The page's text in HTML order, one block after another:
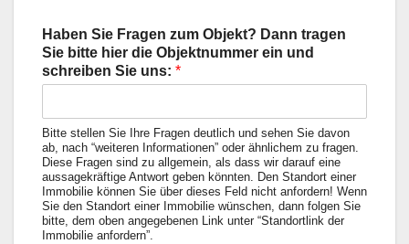
Haben Sie Fragen zum Objekt? Dann tragen
Sie bitte hier die Objektnummer ein und
schreiben Sie uns: *
Bitte stellen Sie Ihre Fragen deutlich und sehen Sie davon
ab, nach “weiteren Informationen” oder ähnlichem zu fragen.
Diese Fragen sind zu allgemein, als dass wir darauf eine
aussagekräftige Antwort geben könnten. Den Standort einer
Immobilie können Sie über dieses Feld nicht anfordern! Wenn
Sie den Standort einer Immobilie wünschen, dann folgen Sie
bitte, dem oben angegebenen Link unter “Standortlink der
Immobilie anfordern”.